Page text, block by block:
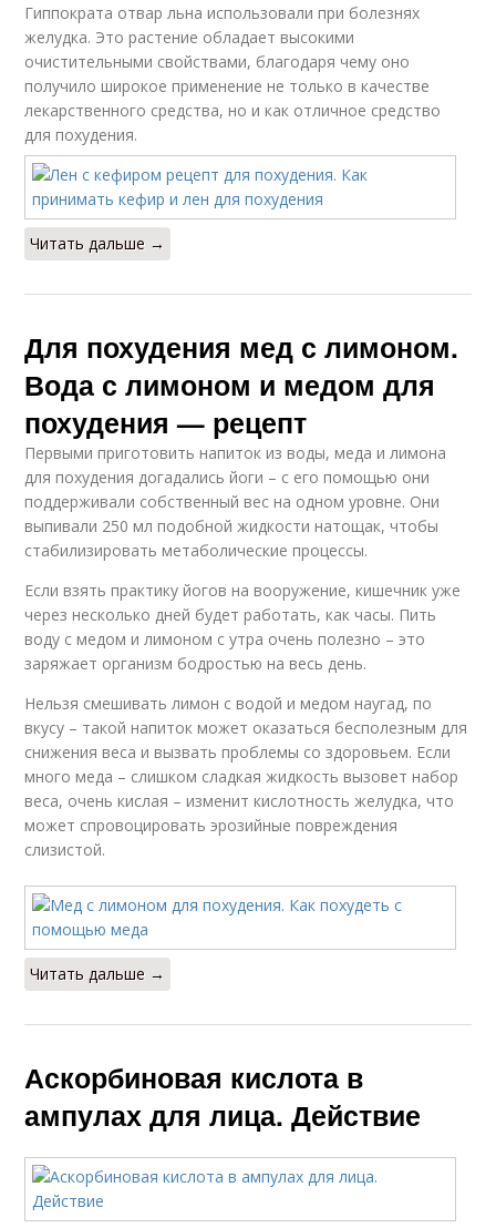
Гиппократа отвар льна использовали при болезнях
желудка. Это растение обладает высокими
очистительными свойствами, благодаря чему оно
получило широкое применение не только в качестве
лекарственного средства, но и как отличное средство
для похудения.
Читать дальше →
Для похудения мед с лимоном.
Вода с лимоном и медом для
похудения — рецепт
Первыми приготовить напиток из воды, меда и лимона
для похудения догадались йоги – с его помощью они
поддерживали собственный вес на одном уровне. Они
выпивали 250 мл подобной жидкости натощак, чтобы
стабилизировать метаболические процессы.
Если взять практику йогов на вооружение, кишечник уже
через несколько дней будет работать, как часы. Пить
воду с медом и лимоном с утра очень полезно – это
заряжает организм бодростью на весь день.
Нельзя смешивать лимон с водой и медом наугад, по
вкусу – такой напиток может оказаться бесполезным для
снижения веса и вызвать проблемы со здоровьем. Если
много меда – слишком сладкая жидкость вызовет набор
веса, очень кислая – изменит кислотность желудка, что
может спровоцировать эрозийные повреждения
слизистой.
Читать дальше →
Аскорбиновая кислота в
ампулах для лица. Действие